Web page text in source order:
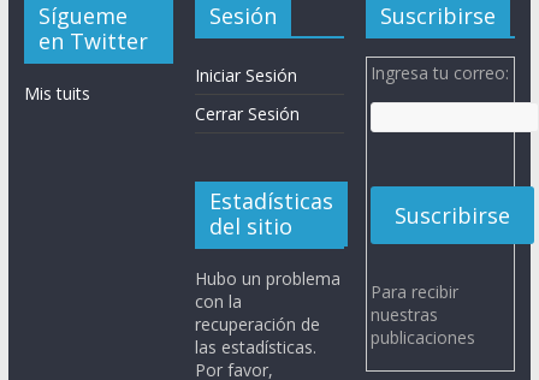
Sígueme
en Twitter
Mis tuits
Sesión
Iniciar Sesión
Cerrar Sesión
Estadísticas
del sitio
Hubo un problema
con la
recuperación de
las estadísticas.
Por favor,
Suscribirse
Ingresa tu correo:
Para recibir
nuestras
publicaciones